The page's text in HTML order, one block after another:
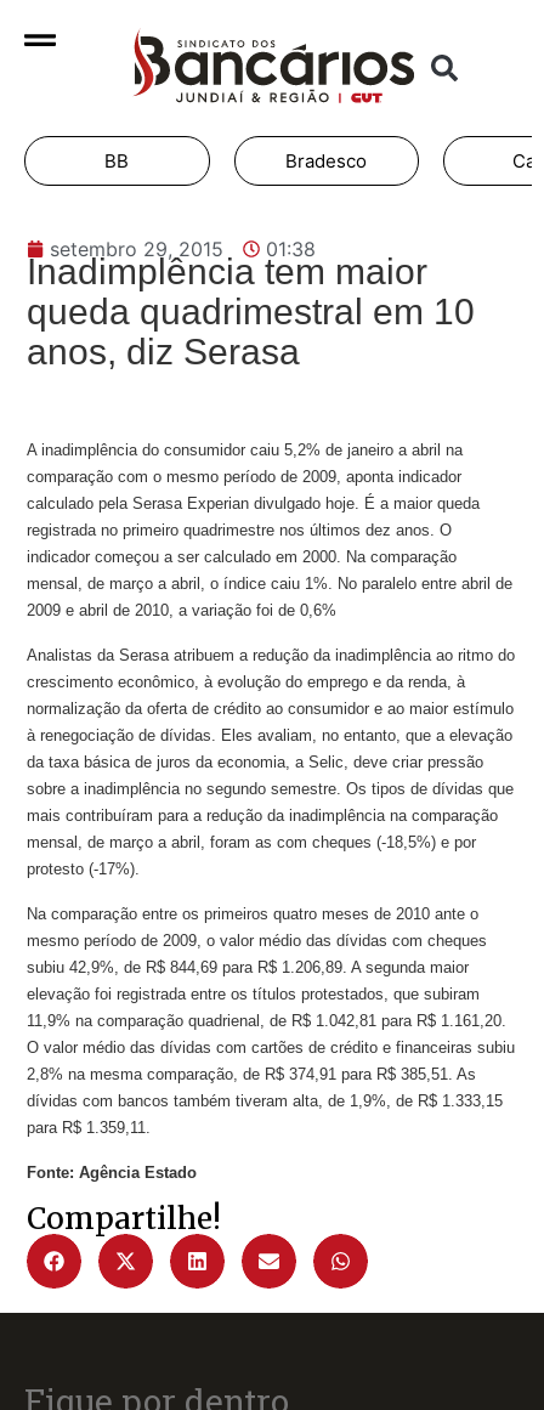
BB Bradesco
setembro 29, 2015 01:38
Inadimplência tem maior
queda quadrimestral em 10
anos, diz Serasa
A inadimplência do consumidor caiu 5,2% de janeiro a abril na
comparação com o mesmo período de 2009, aponta indicador
calculado pela Serasa Experian divulgado hoje. É a maior queda
registrada no primeiro quadrimestre nos últimos dez anos. O
indicador começou a ser calculado em 2000. Na comparação
mensal, de março a abril, o índice caiu 1%. No paralelo entre abril de
2009 e abril de 2010, a variação foi de 0,6%
Analistas da Serasa atribuem a redução da inadimplência ao ritmo do
crescimento econômico, à evolução do emprego e da renda, à
normalização da oferta de crédito ao consumidor e ao maior estímulo
à renegociação de dívidas. Eles avaliam, no entanto, que a elevação
da taxa básica de juros da economia, a Selic, deve criar pressão
sobre a inadimplência no segundo semestre. Os tipos de dívidas que
mais contribuíram para a redução da inadimplência na comparação
mensal, de março a abril, foram as com cheques (-18,5%) e por
protesto (-17%).
Na comparação entre os primeiros quatro meses de 2010 ante o
mesmo período de 2009, o valor médio das dívidas com cheques
subiu 42,9%, de R$ 844,69 para R$ 1.206,89. A segunda maior
elevação foi registrada entre os títulos protestados, que subiram
11,9% na comparação quadrienal, de R$ 1.042,81 para R$ 1.161,20.
O valor médio das dívidas com cartões de crédito e financeiras subiu
2,8% na mesma comparação, de R$ 374,91 para R$ 385,51. As
dívidas com bancos também tiveram alta, de 1,9%, de R$ 1.333,15
para R$ 1.359,11.
Fonte: Agência Estado
Compartilhe!
Fique por dentro